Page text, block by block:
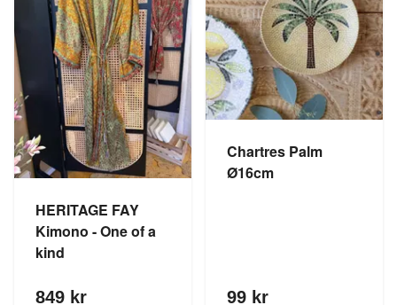
HERITAGE FAY
Kimono - One of a
kind
849 kr
Chartres Palm
Ø16cm
99 kr